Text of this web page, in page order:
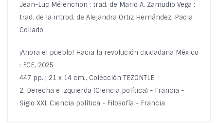
Jean-Luc Mélenchon ; trad. de Mario A. Zamudio Vega ;
trad. de la introd. de Alejandra Ortiz Hernández, Paola
Collado
¡Ahora el pueblo! Hacia la revolución ciudadana México
: FCE, 2025
447 pp. ; 21 x 14 cm., Colección TEZONTLE
2. Derecha e izquierda (Ciencia política) - Francia -
Siglo XXI, Ciencia política - Filosofía - Francia